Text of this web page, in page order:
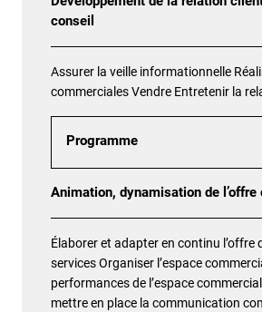
conseil
Assurer la veille informationnelle
commerciales Vendre Entretenir la
Programme
Animation, dynamisation de
Élaborer et adapter en continu l’offre
services Organiser l’espace
performances de l’espace
mettre en place la communication